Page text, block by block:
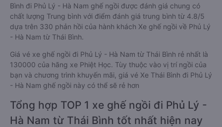
Bình đi Phủ Lý - Hà Nam ghế ngồi được đánh giá chung có
chất lượng Trung bình với điểm đánh giá trung bình từ 4.8/5
dựa trên 330 phản hồi của hành khách Xe ghế ngồi về Phủ Lý
- Hà Nam từ Thái Bình.
Giá vé xe ghế ngồi đi Phủ Lý - Hà Nam từ Thái Bình rẻ nhất là
130000 của hãng xe Phiệt Học. Tùy thuộc vào vị trí ngồi của
bạn và chương trình khuyến mãi, giá vé Xe Thái Bình đi Phủ Lý
- Hà Nam ghế ngồi này có thể sẽ rẻ hơn
Tổng hợp TOP 1 xe ghế ngồi đi Phủ Lý -
Hà Nam từ Thái Bình tốt nhất hiện nay